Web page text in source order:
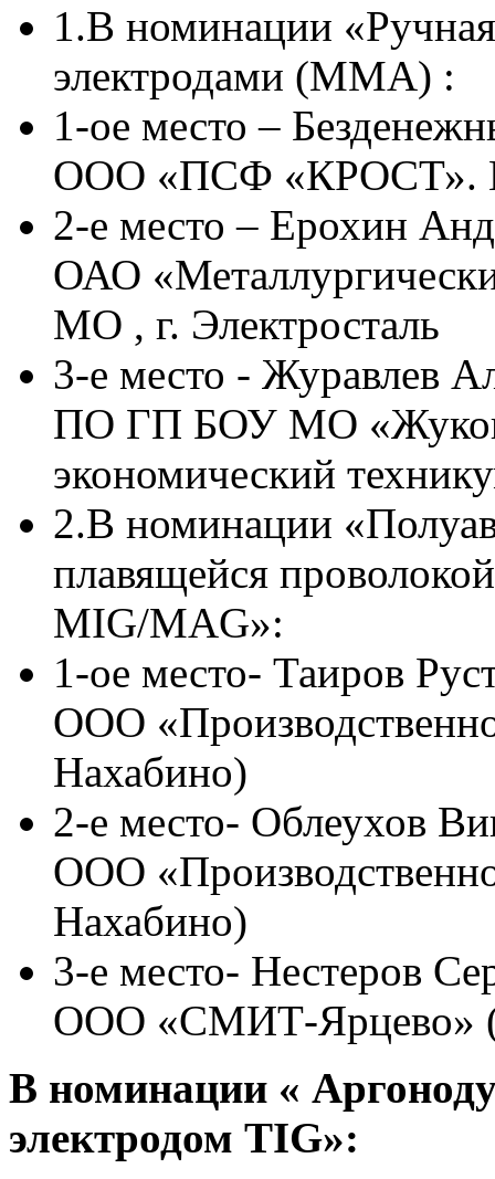
1.В номинации
электродами (ММА) :
1-ое место –
ООО «ПСФ «КРОСТ».
2-е место – Ерохин
ОАО
МО , г. Электросталь
3-е место - Журавлев
ПО ГП БОУ МО
экономический
2.В номинации
плавящейся
МIG/MAG»:
1-ое место- Таиров
ООО
Нахабино)
2-е место- Облеухов
ООО
Нахабино)
3-е место- Нестеров
ООО «СМИТ-Ярцево»
В номинации «
электродом TIG»: